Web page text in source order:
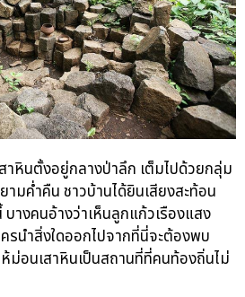
าหินตั้งอยู่กลางป่าลึก เต็มไปด้วยกลุ่ม
มค่ำคืน ชาวบ้านได้ยินเสียงสะท้อน
างคนอ้างว่าเห็นลูกแก้วเรืองแสง
รนำสิ่งใดออกไปจากที่นี่จะต้องพบ
ม่อนเสาหินเป็นสถานที่ที่คนท้องถิ่นไม่